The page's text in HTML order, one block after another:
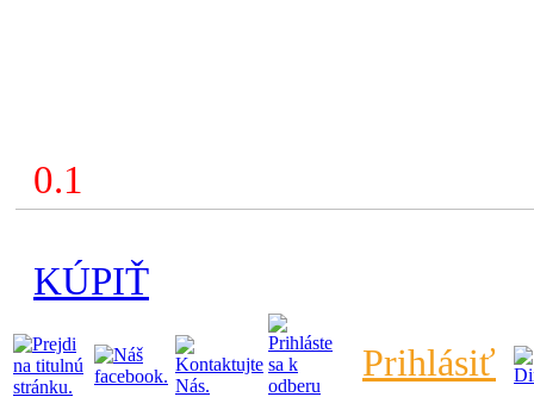
0.1
KÚPIŤ
Prihlásiť